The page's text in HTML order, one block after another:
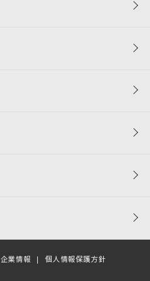
企業情報 | 個人情報保護方針